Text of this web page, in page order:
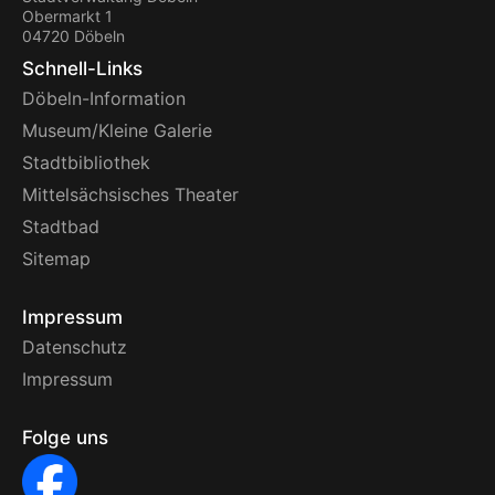
Obermarkt 1
04720 Döbeln
Schnell-Links
Döbeln-Information
Museum/Kleine Galerie
Stadtbibliothek
Mittelsächsisches Theater
Stadtbad
Sitemap
Impressum
Datenschutz
Impressum
Folge uns